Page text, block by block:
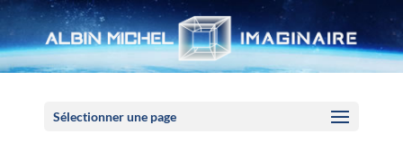
Sélectionner une page
Panneau de gestion des cookies